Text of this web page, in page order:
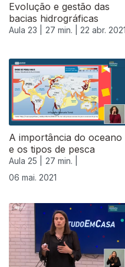
Evolução e gestão das
bacias hidrográficas
Aula 23 | 27 min. | 22 abr. 2021
A importância do oceano
e os tipos de pesca
Aula 25 |
27 min. |
06 mai. 2021